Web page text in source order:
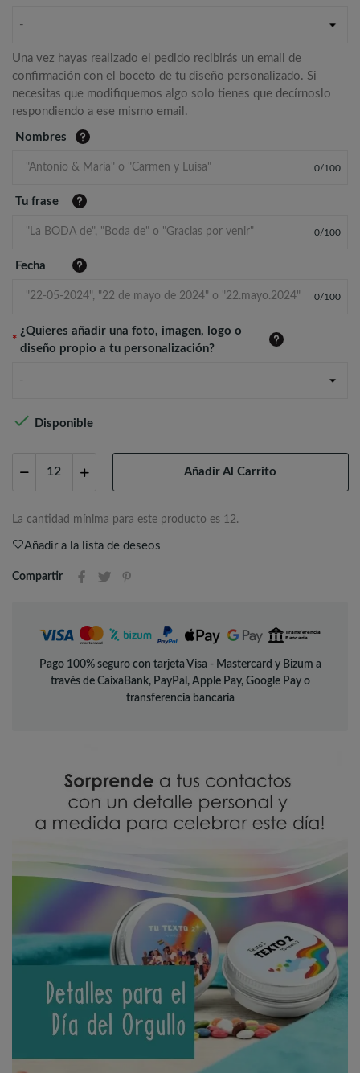
-
Una vez hayas realizado el pedido recibirás un email de
confirmación con el boceto de tu diseño personalizado. Si
necesitas que modifiquemos algo solo tienes que decírnoslo
respondiendo a ese mismo email.
Nombres
0/100
Tu frase
0/100
Fecha
0/100
*
¿Quieres añadir una foto, imagen, logo o
diseño propio a tu personalización?
-
 Disponible
Añadir Al Carrito
La cantidad mínima para este producto es 12.
Añadir a la lista de deseos
Compartir
Pago 100% seguro con tarjeta Visa - Mastercard y Bizum a
través de CaixaBank, PayPal, Apple Pay, Google Pay o
transferencia bancaria